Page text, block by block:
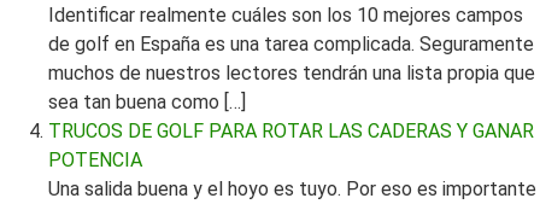
Identificar realmente cuáles son los 10 mejores campos
de golf en España es una tarea complicada. Seguramente
muchos de nuestros lectores tendrán una lista propia que
sea tan buena como […]
TRUCOS DE GOLF PARA ROTAR LAS CADERAS Y GANAR
POTENCIA
Una salida buena y el hoyo es tuyo. Por eso es importante